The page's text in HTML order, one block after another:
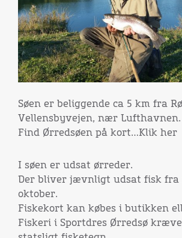
Søen er beliggende ca 5 km fra
Vellensbyvejen, nær Lufthavnen.
Find Ørredsøen på kort…Klik her
I søen er udsat ørreder.
Der bliver jævnligt udsat fisk fra
oktober.
Fiskekort kan købes i butikken
Fiskeri i Sportdres Ørredsø